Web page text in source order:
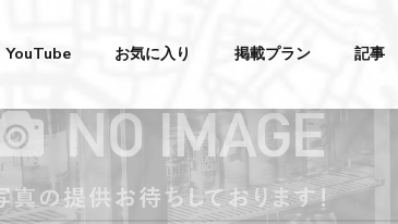
YouTube お気に入り 掲載プラン 記事